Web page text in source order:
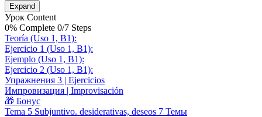
Expand
Урок Content
0% Complete 0/7 Steps
Teoría (Uso 1, B1):
Ejercicio 1 (Uso 1, B1):
Ejemplo (Uso 1, B1):
Ejercicio 2 (Uso 1, B1):
Упражнения 3 | Ejercicios
Импровизация | Improvisación
🎁 Бонус
Tema 5 Subjuntivo. desiderativas, deseos 7 Темы